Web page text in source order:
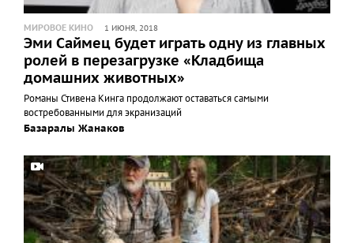
МИРОВОЕ КИНО 1 ИЮНЯ, 2018
Эми Саймец будет играть одну из главных
ролей в перезагрузке «Кладбища
домашних животных»
Романы Стивена Кинга продолжают оставаться самыми
востребованными для экранизаций
Базаралы Жанаков